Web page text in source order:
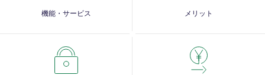
機能・サービス メリット